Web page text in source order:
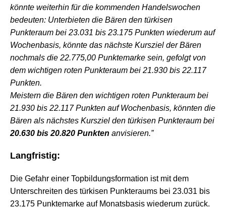
könnte weiterhin für die kommenden Handelswochen
bedeuten: Unterbieten die Bären den türkisen
Punkteraum bei 23.031 bis 23.175 Punkten wiederum auf
Wochenbasis, könnte das nächste Kursziel der Bären
nochmals die 22.775,00 Punktemarke sein, gefolgt von
dem wichtigen roten Punkteraum bei 21.930 bis 22.117
Punkten.
Meistern die Bären den wichtigen roten Punkteraum bei
21.930 bis 22.117 Punkten auf Wochenbasis, könnten die
Bären als nächstes Kursziel den türkisen Punkteraum bei
20.630 bis 20.820 Punkten anvisieren.”
Langfristig:
Die Gefahr einer Topbildungsformation ist mit dem
Unterschreiten des türkisen Punkteraums bei 23.031 bis
23.175 Punktemarke auf Monatsbasis wiederum zurück.